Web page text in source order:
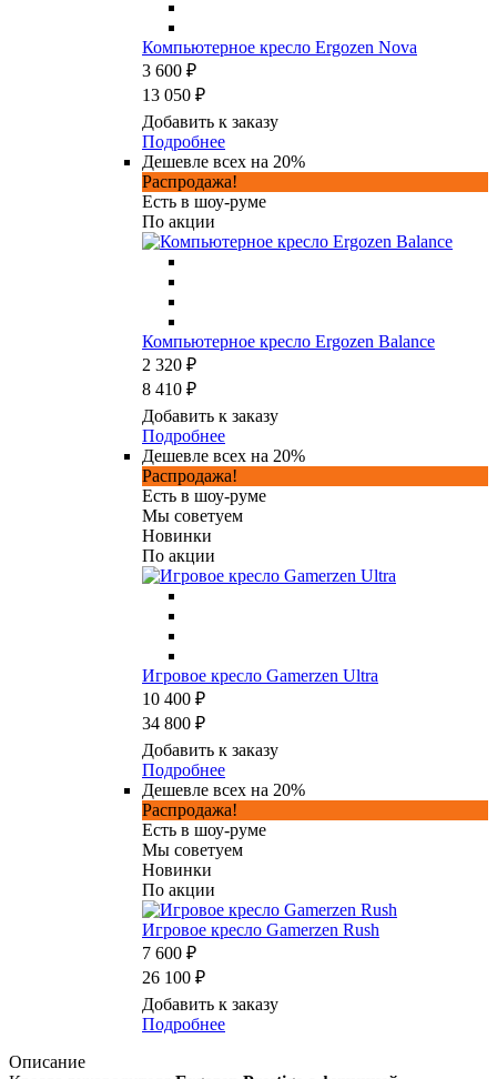
Компьютерное кресло Ergozen Nova
3 600 ₽
13 050 ₽
Добавить к заказу
Подробнее
Дешевле всех на 20%
Распродажа!
Есть в шоу-руме
По акции
Компьютерное кресло Ergozen Balance
2 320 ₽
8 410 ₽
Добавить к заказу
Подробнее
Дешевле всех на 20%
Распродажа!
Есть в шоу-руме
Мы советуем
Новинки
По акции
Игровое кресло Gamerzen Ultra
10 400 ₽
34 800 ₽
Добавить к заказу
Подробнее
Дешевле всех на 20%
Распродажа!
Есть в шоу-руме
Мы советуем
Новинки
По акции
Игровое кресло Gamerzen Rush
7 600 ₽
26 100 ₽
Добавить к заказу
Подробнее
Описание